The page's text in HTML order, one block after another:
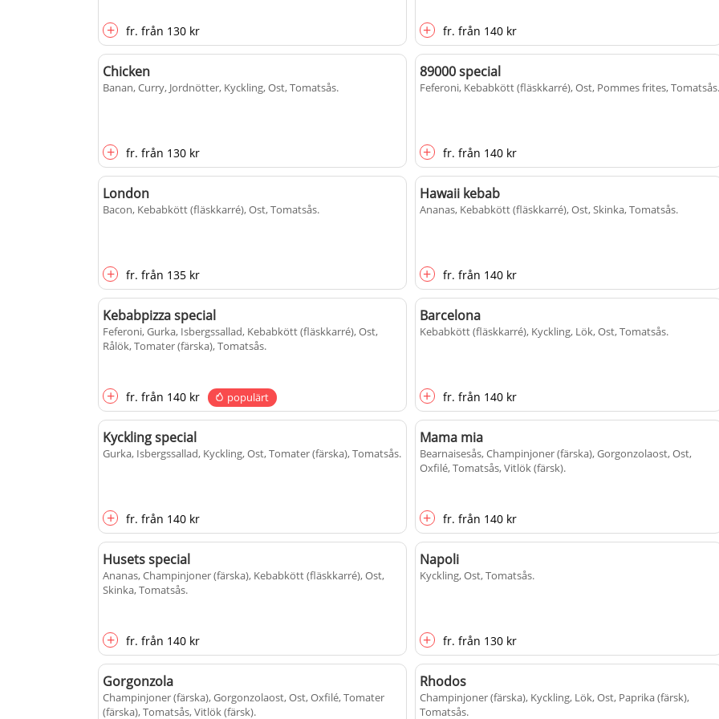
+ fr. från 130 kr + fr. från 140 kr
Chicken
Banan, Curry, Jordnötter, Kyckling, Ost, Tomatsås.
+ fr. från 130 kr
89000 special
Feferoni, Kebabkött (fläskkarré), Ost, Pommes frites, Tomatsås.
+ fr. från 140 kr
London
Bacon, Kebabkött (fläskkarré), Ost, Tomatsås.
+ fr. från 135 kr
Hawaii kebab
Ananas, Kebabkött (fläskkarré), Ost, Skinka, Tomatsås.
+ fr. från 140 kr
Kebabpizza special
Feferoni, Gurka, Isbergssallad, Kebabkött (fläskkarré), Ost,
Rålök, Tomater (färska), Tomatsås.
+ fr. från 140 kr populärt
Barcelona
Kebabkött (fläskkarré), Kyckling, Lök, Ost, Tomatsås.
+ fr. från 140 kr
Kyckling special
Gurka, Isbergssallad, Kyckling, Ost, Tomater (färska), Tomatsås.
+ fr. från 140 kr
Mama mia
Bearnaisesås, Champinjoner (färska), Gorgonzolaost, Ost,
Oxfilé, Tomatsås, Vitlök (färsk).
+ fr. från 140 kr
Husets special
Ananas, Champinjoner (färska), Kebabkött (fläskkarré), Ost,
Skinka, Tomatsås.
+ fr. från 140 kr
Napoli
Kyckling, Ost, Tomatsås.
+ fr. från 130 kr
Gorgonzola
Champinjoner (färska), Gorgonzolaost, Ost, Oxfilé, Tomater
(färska), Tomatsås, Vitlök (färsk).
Rhodos
Champinjoner (färska), Kyckling, Lök, Ost, Paprika (färsk),
Tomatsås.